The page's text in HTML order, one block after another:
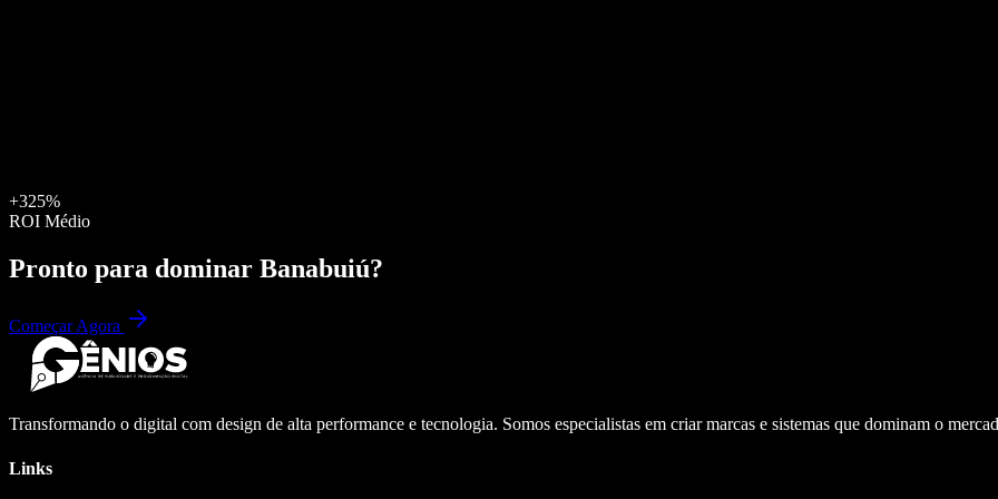
+325%
ROI Médio
Pronto para dominar Banabuiú?
Começar Agora
Transformando o digital com design de alta performance e tecnologia. Somos especialistas em criar marcas e sistemas que dominam o
Links